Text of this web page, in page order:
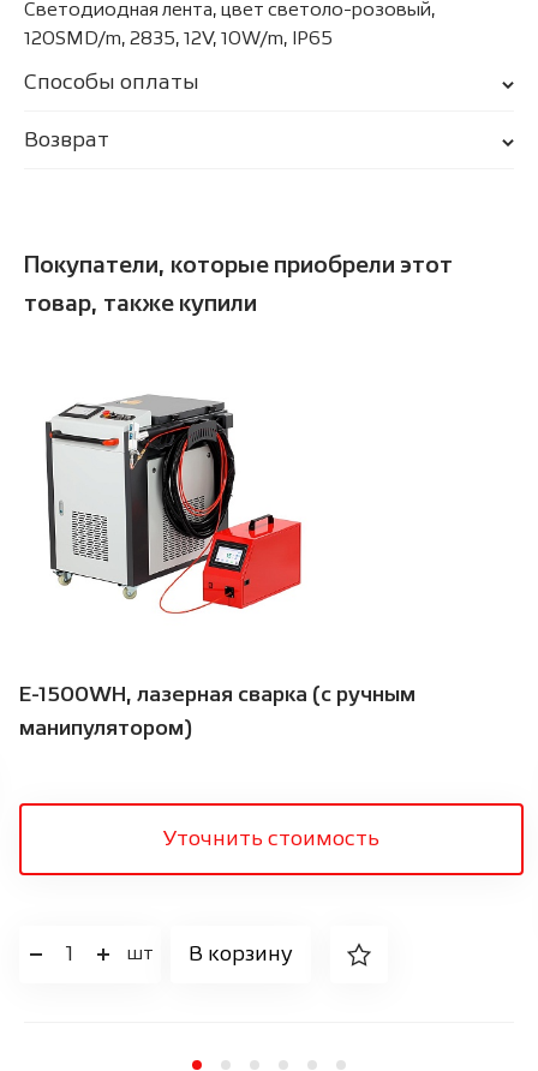
Светодиодная лента, цвет светоло-розовый,
120SMD/m, 2835, 12V, 10W/m, IP65
Способы оплаты
Возврат
Покупатели, которые приобрели этот
товар, также купили
E-1500WH, лазерная сварка (с ручным
манипулятором)
Уточнить стоимость
1 шт В корзину